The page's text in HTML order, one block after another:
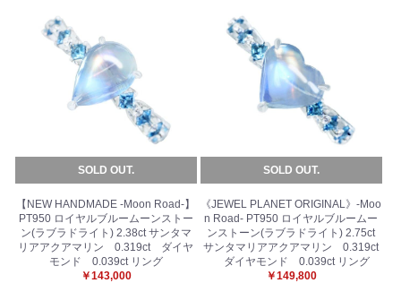
SOLD OUT.
【NEW HANDMADE -Moon Road-】
PT950 ロイヤルブルームーンストー
ン(ラブラドライト) 2.38ct サンタマ
リアアクアマリン 0.319ct ダイヤ
モンド 0.039ct リング
￥143,000
SOLD OUT.
《JEWEL PLANET ORIGINAL》-Moo
n Road- PT950 ロイヤルブルームー
ンストーン(ラブラドライト) 2.75ct
サンタマリアアクアマリン 0.319ct
ダイヤモンド 0.039ct リング
￥149,800